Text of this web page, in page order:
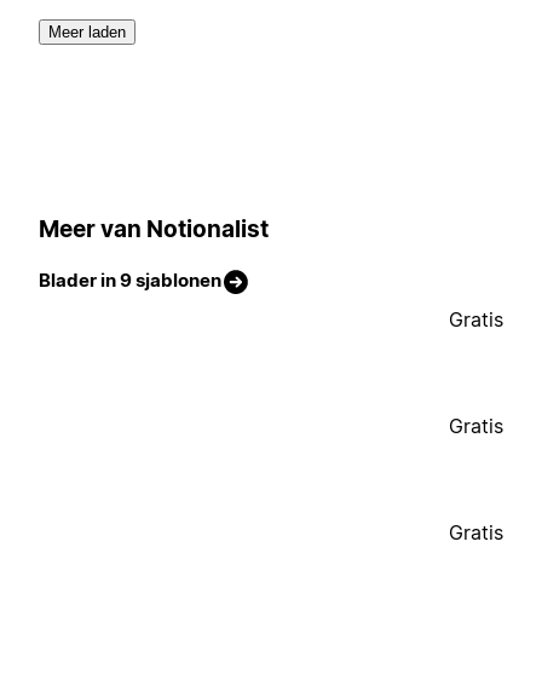
Meer laden
Meer van Notionalist
Blader in 9 sjablonen
Gratis
Gratis
Gratis